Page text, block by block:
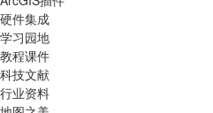
硬件集成
学习园地
教程课件
科技文献
行业资料